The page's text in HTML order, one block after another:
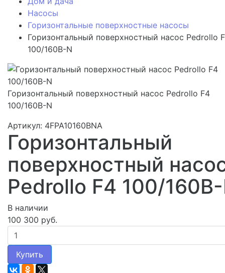
Насосы
Горизонтальные поверхностные насосы
Горизонтальный поверхностный насос Pedrollo
100/160B-N
Горизонтальный поверхностный насос Pedrollo F4
100/160B-N
Артикул: 4FPA10160BNA
Горизонтальный
поверхностный
Pedrollo F4 100/
В наличии
100 300 руб.
Купить